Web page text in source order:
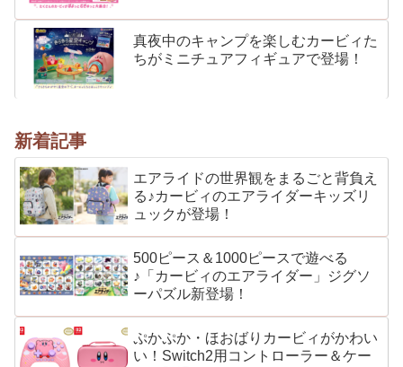
真夜中のキャンプを楽しむカービィた
ちがミニチュアフィギュアで登場！
新着記事
エアライドの世界観をまるごと背負え
る♪カービィのエアライダーキッズリ
ュックが登場！
500ピース＆1000ピースで遊べる
♪「カービィのエアライダー」ジグソ
ーパズル新登場！
ぷかぷか・ほおばりカービィがかわい
い！Switch2用コントローラー＆ケー